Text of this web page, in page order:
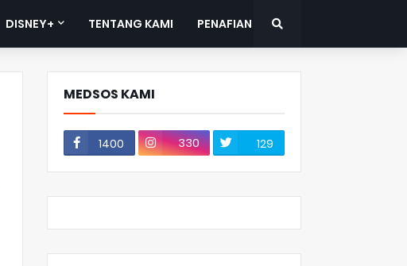
DISNEY+ TENTANG KAMI PENAFIAN
MEDSOS KAMI
1400 330 129